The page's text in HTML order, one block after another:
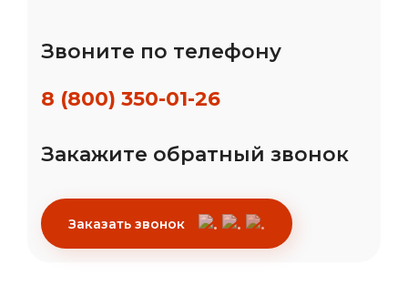
Звоните по телефону
8 (800) 350-01-26
Закажите обратный звонок
Заказать звонок